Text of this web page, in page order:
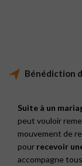
Bénédiction
Suite à un
peut vouloir
mouvement de
pour recevoir
accompagne